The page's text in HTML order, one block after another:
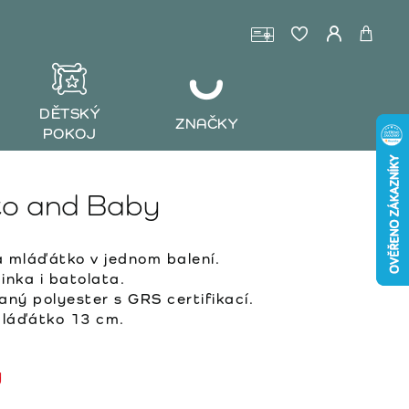
DĚTSKÝ
POKOJ
ZNAČKY
and Baby
mláďátko v jednom balení.
i batolata.
polyester s GRS certifikací.
13 cm.